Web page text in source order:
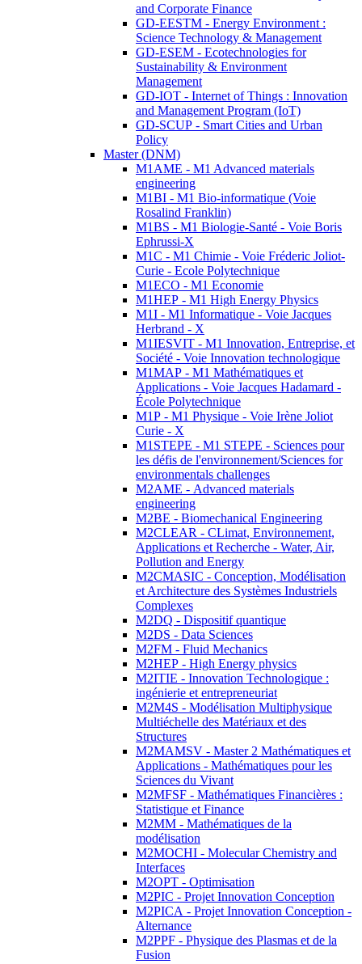
and Corporate Finance
GD-EESTM - Energy Environment :
Science Technology & Management
GD-ESEM - Ecotechnologies for
Sustainability & Environment
Management
GD-IOT - Internet of Things : Innovation
and Management Program (IoT)
GD-SCUP - Smart Cities and Urban
Policy
Master (DNM)
M1AME - M1 Advanced materials
engineering
M1BI - M1 Bio-informatique (Voie
Rosalind Franklin)
M1BS - M1 Biologie-Santé - Voie Boris
Ephrussi-X
M1C - M1 Chimie - Voie Fréderic Joliot-
Curie - Ecole Polytechnique
M1ECO - M1 Economie
M1HEP - M1 High Energy Physics
M1I - M1 Informatique - Voie Jacques
Herbrand - X
M1IESVIT - M1 Innovation, Entreprise, et
Société - Voie Innovation technologique
M1MAP - M1 Mathématiques et
Applications - Voie Jacques Hadamard -
École Polytechnique
M1P - M1 Physique - Voie Irène Joliot
Curie - X
M1STEPE - M1 STEPE - Sciences pour
les défis de l'environnement/Sciences for
environmentals challenges
M2AME - Advanced materials
engineering
M2BE - Biomechanical Engineering
M2CLEAR - CLimat, Environnement,
Applications et Recherche - Water, Air,
Pollution and Energy
M2CMASIC - Conception, Modélisation
et Architecture des Systèmes Industriels
Complexes
M2DQ - Dispositif quantique
M2DS - Data Sciences
M2FM - Fluid Mechanics
M2HEP - High Energy physics
M2ITIE - Innovation Technologique :
ingénierie et entrepreneuriat
M2M4S - Modélisation Multiphysique
Multiéchelle des Matériaux et des
Structures
M2MAMSV - Master 2 Mathématiques et
Applications - Mathématiques pour les
Sciences du Vivant
M2MFSF - Mathématiques Financières :
Statistique et Finance
M2MM - Mathématiques de la
modélisation
M2MOCHI - Molecular Chemistry and
Interfaces
M2OPT - Optimisation
M2PIC - Projet Innovation Conception
M2PICA - Projet Innovation Conception -
Alternance
M2PPF - Physique des Plasmas et de la
Fusion